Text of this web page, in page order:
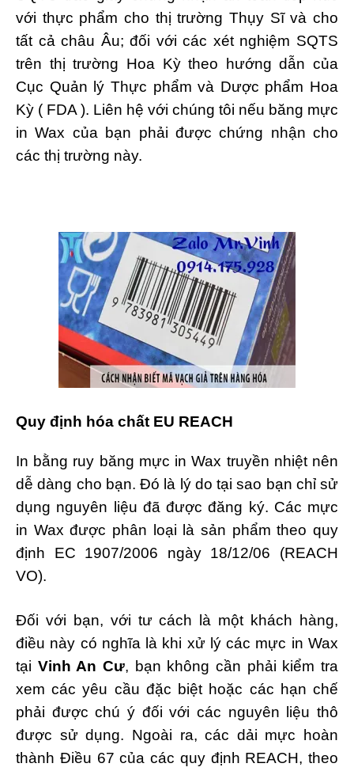
với thực phẩm cho thị trường Thụy Sĩ và cho
tất cả châu Âu; đối với các xét nghiệm SQTS
trên thị trường Hoa Kỳ theo hướng dẫn của
Cục Quản lý Thực phẩm và Dược phẩm Hoa
Kỳ ( FDA ). Liên hệ với chúng tôi nếu băng mực
in Wax của bạn phải được chứng nhận cho
các thị trường này.
Quy định hóa chất EU REACH
In bằng ruy băng mực in Wax truyền nhiệt nên
dễ dàng cho bạn. Đó là lý do tại sao bạn chỉ sử
dụng nguyên liệu đã được đăng ký. Các mực
in Wax được phân loại là sản phẩm theo quy
định EC 1907/2006 ngày 18/12/06 (REACH
VO).
Đối với bạn, với tư cách là một khách hàng,
điều này có nghĩa là khi xử lý các mực in Wax
tại Vinh An Cư, bạn không cần phải kiểm tra
xem các yêu cầu đặc biệt hoặc các hạn chế
phải được chú ý đối với các nguyên liệu thô
được sử dụng. Ngoài ra, các dải mực hoàn
thành Điều 67 của các quy định REACH, theo